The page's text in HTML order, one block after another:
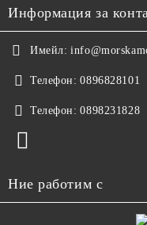
Информация за
Имейл:
Телефон: 0896828101
Телефон: 0898231828
Ние работим с